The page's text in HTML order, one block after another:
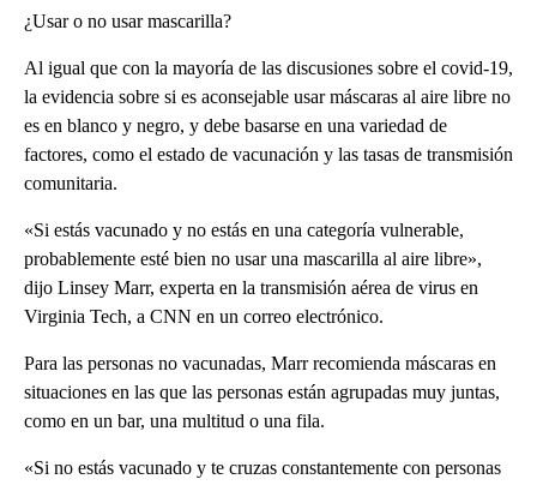
¿Usar o no usar mascarilla?
Al igual que con la mayoría de las discusiones sobre el covid-19,
la evidencia sobre si es aconsejable usar máscaras al aire libre no
es en blanco y negro, y debe basarse en una variedad de
factores, como el estado de vacunación y las tasas de transmisión
comunitaria.
«Si estás vacunado y no estás en una categoría vulnerable,
probablemente esté bien no usar una mascarilla al aire libre»,
dijo Linsey Marr, experta en la transmisión aérea de virus en
Virginia Tech, a CNN en un correo electrónico.
Para las personas no vacunadas, Marr recomienda máscaras en
situaciones en las que las personas están agrupadas muy juntas,
como en un bar, una multitud o una fila.
«Si no estás vacunado y te cruzas constantemente con personas